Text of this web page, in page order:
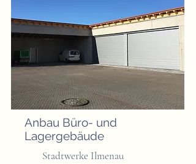
Anbau Büro- und
Lagergebäude
Stadtwerke Ilmenau